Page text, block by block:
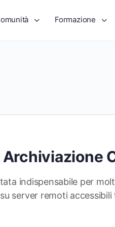
Formazione
indispensabile per
server remoti